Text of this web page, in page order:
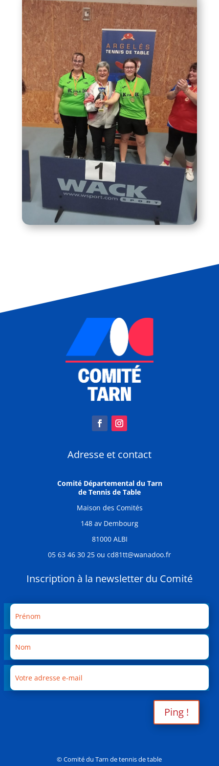
Adresse et contact
Comité Départemental du Tarn
de Tennis de Table
Maison des Comités
148 av Dembourg
81000 ALBI
05 63 46 30 25 ou cd81tt@wanadoo.fr
Inscription à la newsletter du Comité
Ping !
© Comité du Tarn de tennis de table